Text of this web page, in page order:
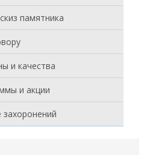
памятника
и качества
и акции
захоронений